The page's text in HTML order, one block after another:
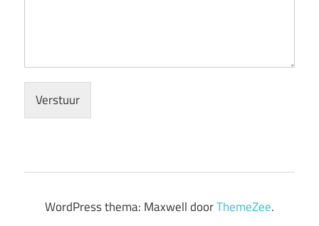
Verstuur
WordPress thema: Maxwell doorThemeZee.